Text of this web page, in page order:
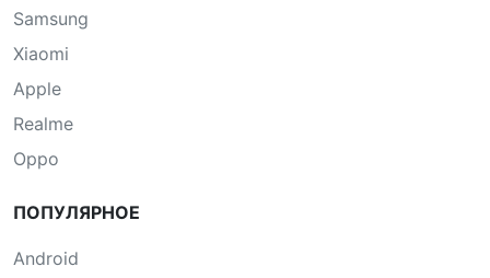
Samsung
Xiaomi
Apple
Realme
Oppo
ПОПУЛЯРНОЕ
Android